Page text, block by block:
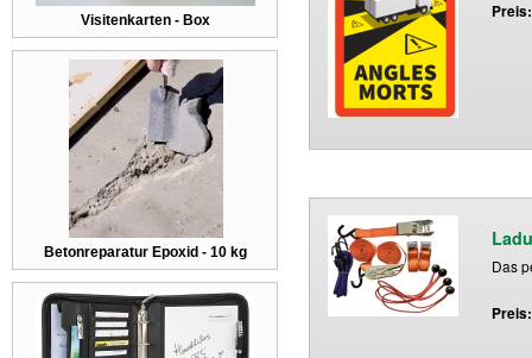
Visitenkarten - Box
Betonreparatur Epoxid - 10 kg
Das